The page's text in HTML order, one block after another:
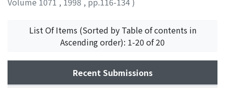
List Of Items (Sorted by Table of contents in
Ascending order): 1-20 of 20
Recent Submissions